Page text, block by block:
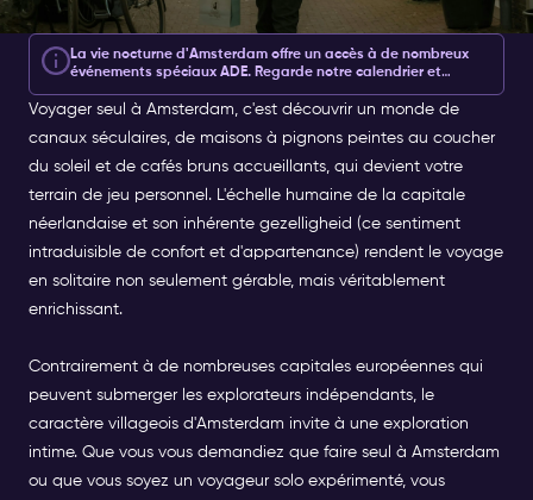
La vie nocturne d'Amsterdam offre un accès à de nombreux
événements spéciaux ADE. Regarde notre calendrier et
Voyager seul à Amsterdam, c'est découvrir un monde de
canaux séculaires, de maisons à pignons peintes au coucher
du soleil et de cafés bruns accueillants, qui devient votre
terrain de jeu personnel. L'échelle humaine de la capitale
néerlandaise et son inhérente gezelligheid (ce sentiment
intraduisible de confort et d'appartenance) rendent le voyage
en solitaire non seulement gérable, mais véritablement
enrichissant.
Contrairement à de nombreuses capitales européennes qui
peuvent submerger les explorateurs indépendants, le
caractère villageois d'Amsterdam invite à une exploration
intime. Que vous vous demandiez que faire seul à Amsterdam
ou que vous soyez un voyageur solo expérimenté, vous